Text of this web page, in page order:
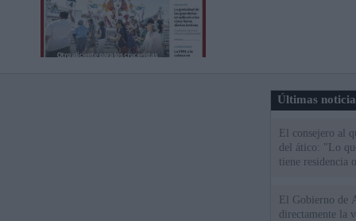
Últimas
El consejero al
del ático: "Lo
tiene residencia
El Gobierno de
directamente la